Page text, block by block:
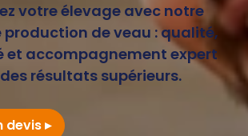
votre élevage avec notre
production de veau : qualité,
et accompagnement expert
résultats supérieurs.
devis